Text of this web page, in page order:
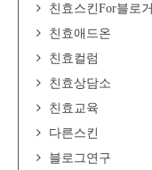
친효스킨For블로거
친효애드온
친효컬럼
친효상담소
친효교육
다른스킨
블로그연구